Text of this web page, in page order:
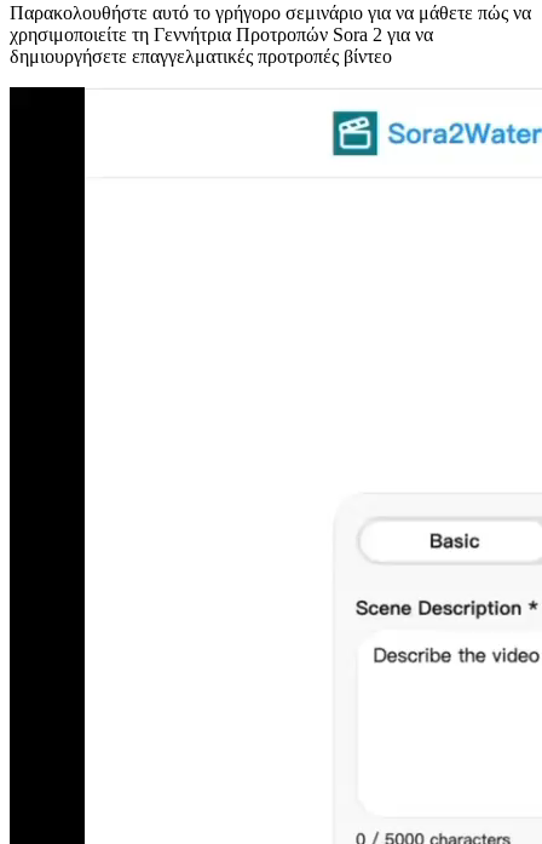
Παρακολουθήστε αυτό το γρήγορο σεμινάριο για να μάθετε πώς να
χρησιμοποιείτε τη Γεννήτρια Προτροπών Sora 2 για να
δημιουργήσετε επαγγελματικές προτροπές βίντεο